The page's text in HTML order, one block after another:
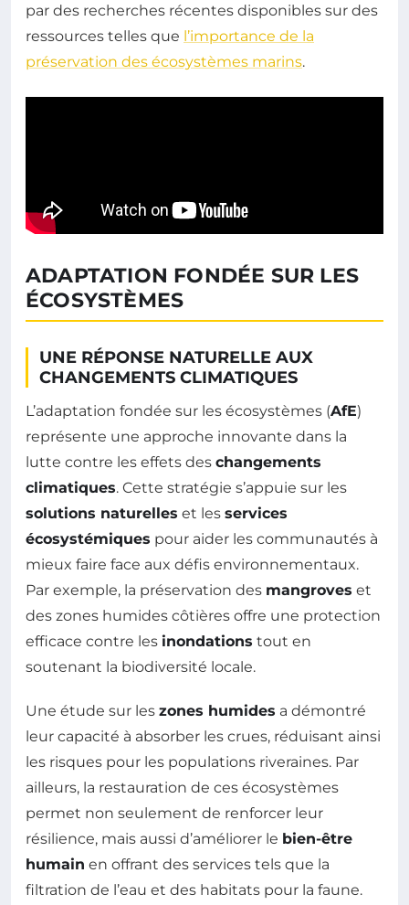
par des recherches récentes disponibles sur des
ressources telles que l’importance de la
préservation des écosystèmes marins.
ADAPTATION FONDÉE SUR LES
ÉCOSYSTÈMES
UNE RÉPONSE NATURELLE AUX
CHANGEMENTS CLIMATIQUES
L’adaptation fondée sur les écosystèmes (AfE)
représente une approche innovante dans la
lutte contre les effets des changements
climatiques. Cette stratégie s’appuie sur les
solutions naturelles et les services
écosystémiques pour aider les communautés à
mieux faire face aux défis environnementaux.
Par exemple, la préservation des mangroves et
des zones humides côtières offre une protection
efficace contre les inondations tout en
soutenant la biodiversité locale.
Une étude sur les zones humides a démontré
leur capacité à absorber les crues, réduisant ainsi
les risques pour les populations riveraines. Par
ailleurs, la restauration de ces écosystèmes
permet non seulement de renforcer leur
résilience, mais aussi d’améliorer le bien-être
humain en offrant des services tels que la
filtration de l’eau et des habitats pour la faune.